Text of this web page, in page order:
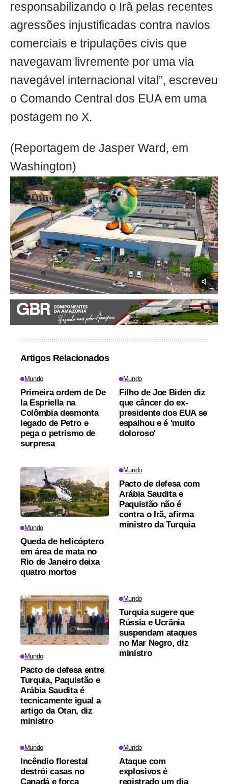
responsabilizando o Irã pelas recentes
agressões injustificadas contra navios
comerciais e tripulações civis que
navegavam livremente por uma via
navegável internacional vital”, escreveu
o Comando Central dos EUA em uma
postagem no X.
(Reportagem de Jasper Ward, em
Washington)
Artigos Relacionados
Mundo
Primeira ordem de De
la Espriella na
Colômbia desmonta
legado de Petro e
pega o petrismo de
surpresa
Mundo
Filho de Joe Biden diz
que câncer do ex-
presidente dos EUA se
espalhou e é 'muito
doloroso'
Mundo
Queda de helicóptero
em área de mata no
Rio de Janeiro deixa
quatro mortos
Mundo
Pacto de defesa com
Arábia Saudita e
Paquistão não é
contra o Irã, afirma
ministro da Turquia
Mundo
Pacto de defesa entre
Turquia, Paquistão e
Arábia Saudita é
tecnicamente igual a
artigo da Otan, diz
ministro
Mundo
Turquia sugere que
Rússia e Ucrânia
suspendam ataques
no Mar Negro, diz
ministro
Mundo
Incêndio florestal
destrói casas no
Canadá e força
Mundo
Ataque com
explosivos é
registrado um dia